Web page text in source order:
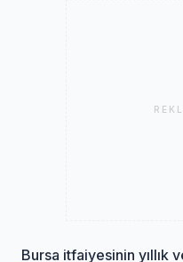
Bursa itfaiyesinin yıllık